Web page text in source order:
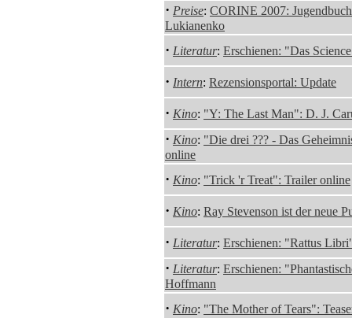
· Preise: CORINE 2007:
Lukianenko
· Literatur: Erschienen: "Das
· Intern: Rezensionsportal: Update
· Kino: "Y: The Last Man": D. J.
· Kino: "Die drei ??? - Das
online
· Kino: "Trick 'r Treat": Trailer online
· Kino: Ray Stevenson ist der neue
· Literatur: Erschienen: "Rattus
· Literatur: Erschienen:
Hoffmann
· Kino: "The Mother of Tears":